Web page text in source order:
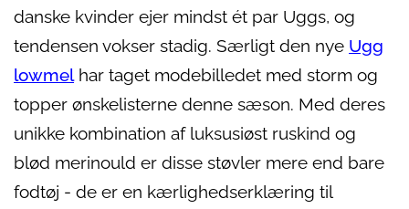
danske kvinder ejer mindst ét par Uggs, og
tendensen vokser stadig. Særligt den nye Ugg
lowmelhar taget modebilledet med storm og
topper ønskelisterne denne sæson. Med deres
unikke kombination af luksusiøst ruskind og
blød merinould er disse støvler mere end bare
fodtøj - de er en kærlighedserklæring til